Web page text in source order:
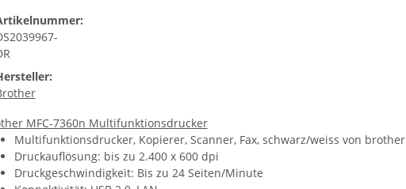
MFC-7360n Multifunktionsdrucker
Multifunktionsdrucker, Kopierer, Scanner, Fax, schwarz/weiss von brother
Druckauflösung: bis zu 2.400 x 600 dpi
Druckgeschwindigkeit: Bis zu 24 Seiten/Minute